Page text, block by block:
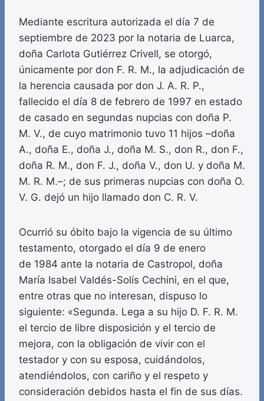
Mediante escritura autorizada el día 7 de
septiembre de 2023 por la notaria de Luarca,
doña Carlota Gutiérrez Crivell, se otorgó,
únicamente por don F. R. M., la adjudicación de
la herencia causada por don J. A. R. P.,
fallecido el día 8 de febrero de 1997 en estado
de casado en segundas nupcias con doña P.
M. V., de cuyo matrimonio tuvo 11 hijos –doña
A., doña E., doña J., doña M. S., don R., don F.,
doña R. M., don F. J., doña V., don U. y doña M.
M. R. M.–; de sus primeras nupcias con doña O.
V. G. dejó un hijo llamado don C. R. V.
Ocurrió su óbito bajo la vigencia de su último
testamento, otorgado el día 9 de enero
de 1984 ante la notaria de Castropol, doña
María Isabel Valdés-Solís Cechini, en el que,
entre otras que no interesan, dispuso lo
siguiente: «Segunda. Lega a su hijo D. F. R. M.
el tercio de libre disposición y el tercio de
mejora, con la obligación de vivir con el
testador y con su esposa, cuidándolos,
atendiéndolos, con cariño y el respeto y
consideración debidos hasta el fin de sus días.